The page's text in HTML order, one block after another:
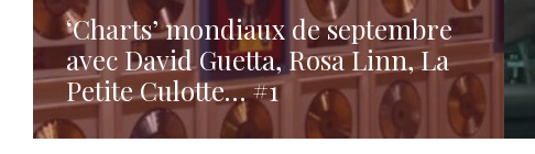
‘Charts’ mondiaux de septembre
avec David Guetta, Rosa Linn, La
Petite Culotte… #1